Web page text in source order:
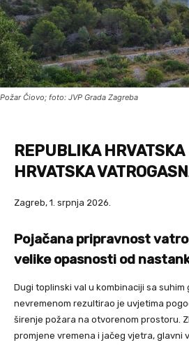
Požar Čiovo; foto: JVP Grada Zagreba
REPUBLIKA HRVATSKA
HRVATSKA
Zagreb, 1. srpnja 2026.
Pojačana pripravnost
velike opasnosti od
Dugi toplinski val u kombinaciji sa suhim
nevremenom rezultirao je uvjetima
širenje požara na otvorenom prostoru.
promjene vremena i jačeg vjetra, glavni